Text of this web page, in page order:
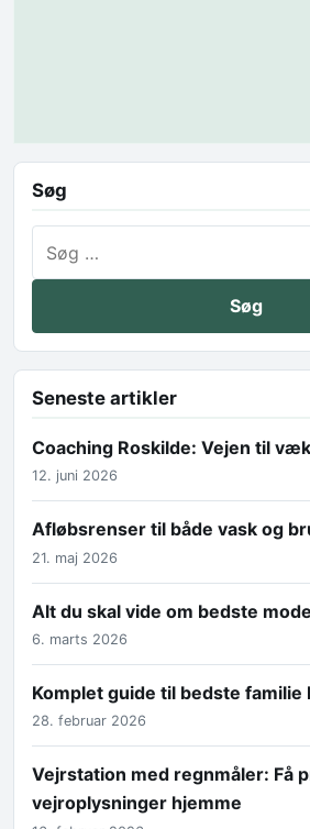
Søg
Seneste artikler
Coaching Roskilde: Vejen til
12. juni 2026
Afløbsrenser til både vask og
21. maj 2026
Alt du skal vide om bedste
6. marts 2026
Komplet guide til bedste familie
28. februar 2026
Vejrstation med regnmåler: Få
vejroplysninger hjemme